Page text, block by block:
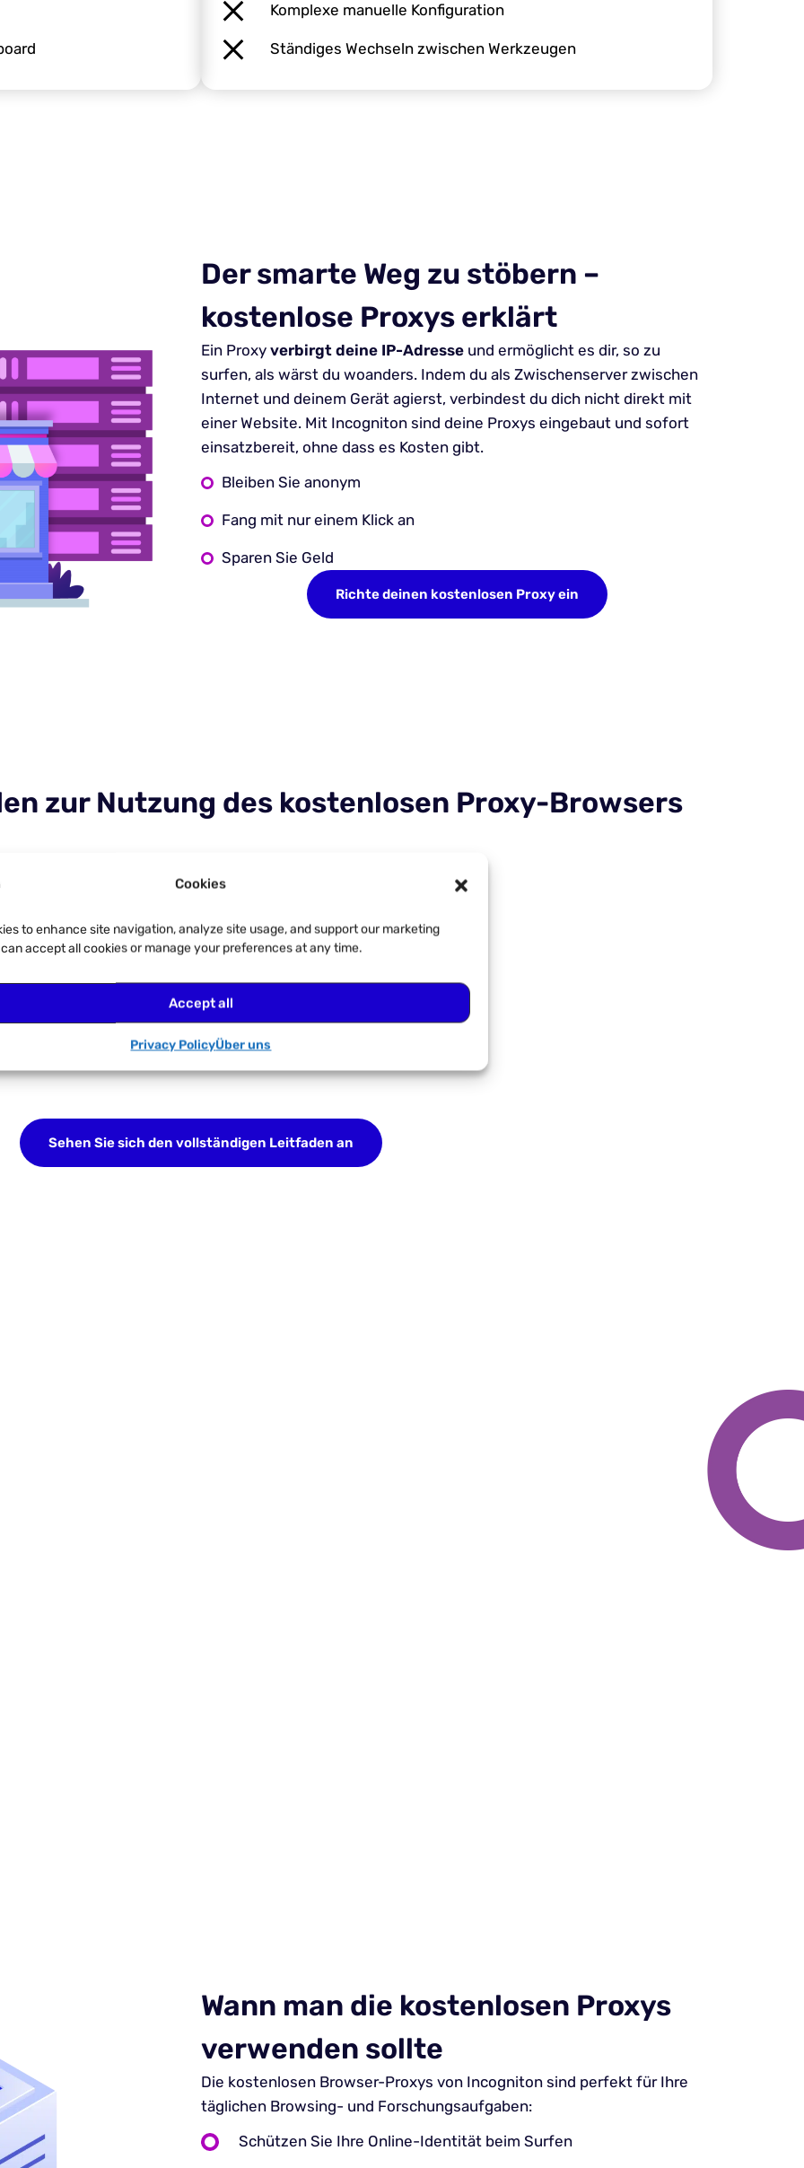
Cookies
to enhance site navigation, analyze site usage, and support our marketing
accept all cookies or manage your preferences at any time.
Accept all
Privacy PolicyÜber uns
Komplexe manuelle Konfiguration
Ständiges Wechseln zwischen Werkzeugen
Der smarte Weg zu stöbern –
kostenlose Proxys erklärt
Ein Proxy verbirgt deine IP-Adresse und ermöglicht es dir, so zu
surfen, als wärst du woanders. Indem du als Zwischenserver zwischen
Internet und deinem Gerät agierst, verbindest du dich nicht direkt mit
einer Website. Mit Incogniton sind deine Proxys eingebaut und sofort
einsatzbereit, ohne dass es Kosten gibt.
Bleiben Sie anonym
Fang mit nur einem Klick an
Sparen Sie Geld
Richte deinen kostenlosen Proxy ein
zur Nutzung des kostenlosen Proxy-Browsers
Sehen Sie sich den vollständigen Leitfaden an
Wann man die kostenlosen Proxys
verwenden sollte
Die kostenlosen Browser-Proxys von Incogniton sind perfekt für Ihre
täglichen Browsing- und Forschungsaufgaben:
Schützen Sie Ihre Online-Identität beim Surfen